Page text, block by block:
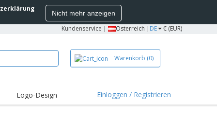
Nicht mehr anzeigen
Kundenservice | Österreich | DE € (EUR)
Warenkorb (0)
Logo-Design Einloggen / Registrieren